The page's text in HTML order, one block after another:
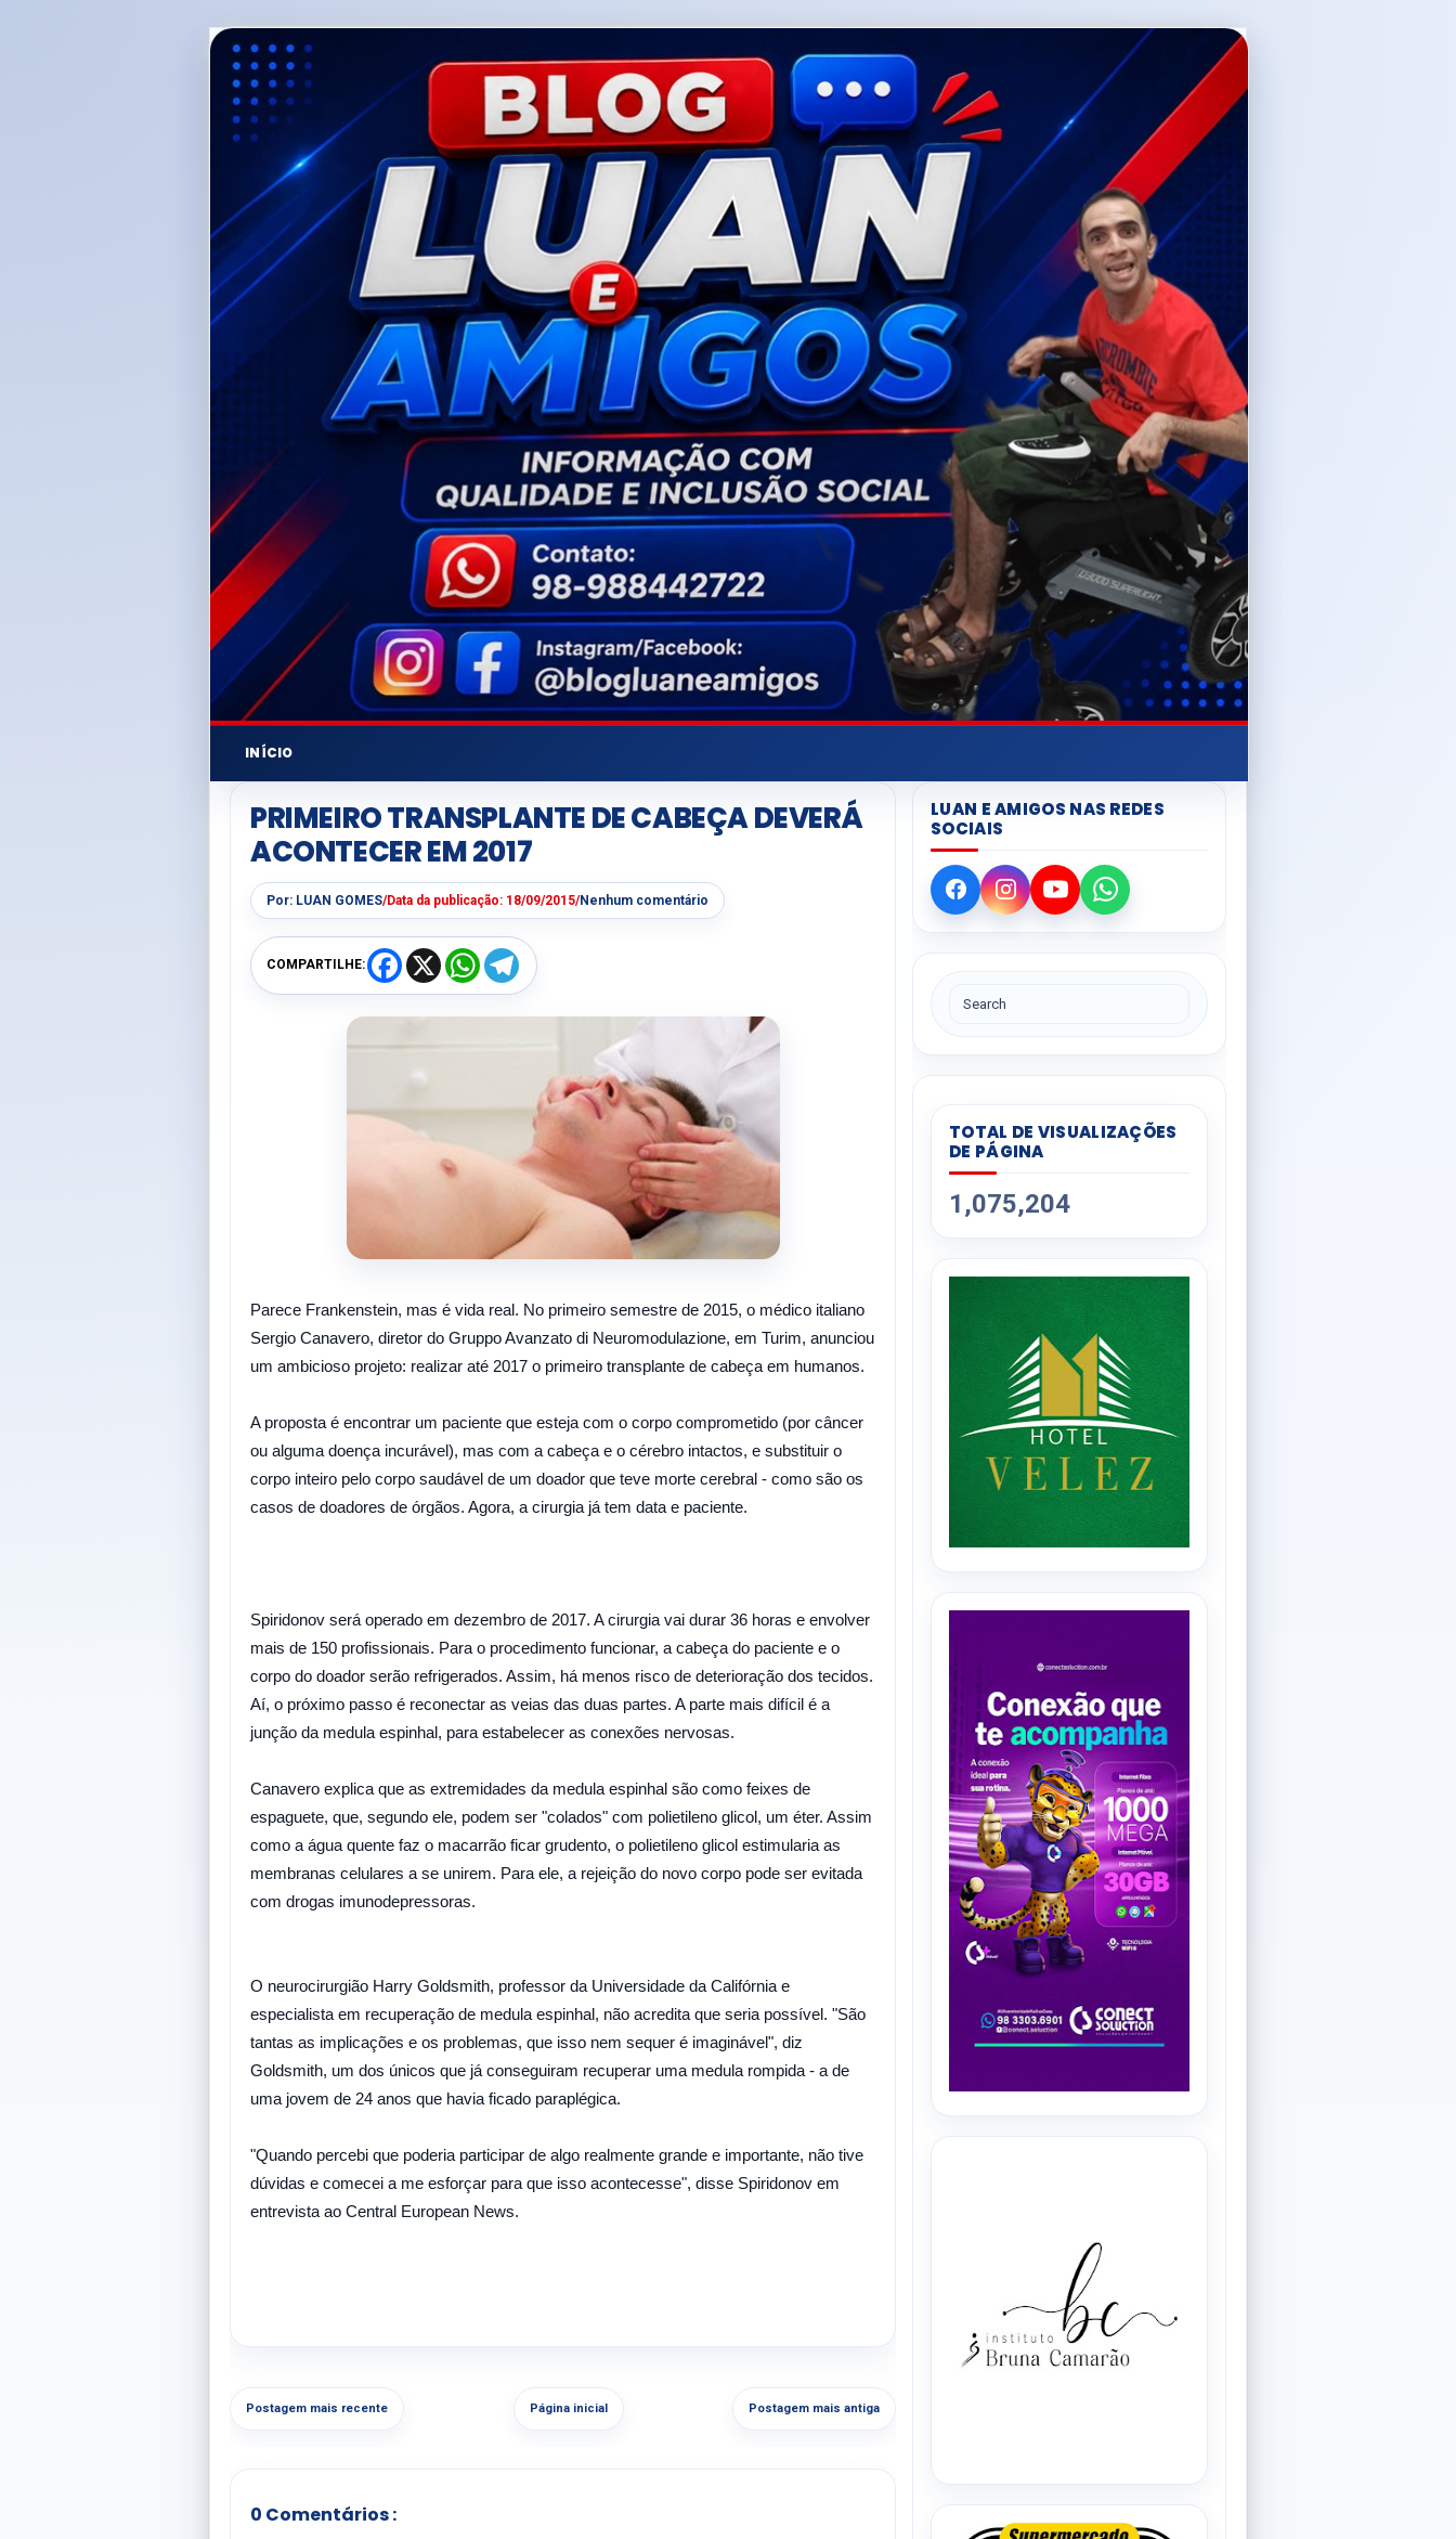
INÍCIO
PRIMEIRO TRANSPLANTE DE CABEÇA DEVERÁ
ACONTECER EM 2017
Por: LUAN GOMES/Data da publicação: 18/09/2015/Nenhum comentário
COMPARTILHE:
F
a
c
X
W
h
a
l
Parece Frankenstein, mas é vida real. No primeiro semestre de 2015, o médico italiano
Sergio Canavero, diretor do Gruppo Avanzato di Neuromodulazione, em Turim, anunciou
um ambicioso projeto: realizar até 2017 o primeiro transplante de cabeça em humanos.
A proposta é encontrar um paciente que esteja com o corpo comprometido (por câncer
ou alguma doença incurável), mas com a cabeça e o cérebro intactos, e substituir o
corpo inteiro pelo corpo saudável de um doador que teve morte cerebral - como são os
casos de doadores de órgãos. Agora, a cirurgia já tem data e paciente.
Spiridonov será operado em dezembro de 2017. A cirurgia vai durar 36 horas e envolver
mais de 150 profissionais. Para o procedimento funcionar, a cabeça do paciente e o
corpo do doador serão refrigerados. Assim, há menos risco de deterioração dos tecidos.
Aí, o próximo passo é reconectar as veias das duas partes. A parte mais difícil é a
junção da medula espinhal, para estabelecer as conexões nervosas.
Canavero explica que as extremidades da medula espinhal são como feixes de
espaguete, que, segundo ele, podem ser "colados" com polietileno glicol, um éter. Assim
como a água quente faz o macarrão ficar grudento, o polietileno glicol estimularia as
membranas celulares a se unirem. Para ele, a rejeição do novo corpo pode ser evitada
com drogas imunodepressoras.
O neurocirurgião Harry Goldsmith, professor da Universidade da Califórnia e
especialista em recuperação de medula espinhal, não acredita que seria possível. "São
tantas as implicações e os problemas, que isso nem sequer é imaginável", diz
Goldsmith, um dos únicos que já conseguiram recuperar uma medula rompida - a de
uma jovem de 24 anos que havia ficado paraplégica.
"Quando percebi que poderia participar de algo realmente grande e importante, não tive
dúvidas e comecei a me esforçar para que isso acontecesse", disse Spiridonov em
entrevista ao Central European News.
Postagem mais recente Postagem mais antiga
Página inicial
0 Comentários :
LUAN E AMIGOS NAS REDES
SOCIAIS
TOTAL DE VISUALIZAÇÕES
DE PÁGINA
1,075,204